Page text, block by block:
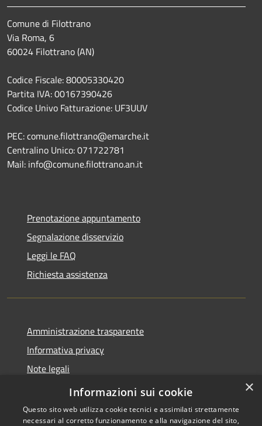
Comune di Filottrano
Via Roma, 6
60024 Filottrano (AN)
Codice Fiscale: 80005330420
Partita IVA: 00167390426
Codice Univo Fatturazione: UF3UUV
PEC: comune.filottrano@emarche.it
Centralino Unico: 071722781
Mail: info@comune.filottrano.an.it
Prenotazione appuntamento
Segnalazione disservizio
Leggi le FAQ
Richiesta assistenza
Amministrazione trasparente
Informativa privacy
Note legali
Dichiarazione di accessibilità
×
Informazioni sui cookie
Questo sito web utilizza cookie tecnici e assimilati strettamente
necessari al corretto funzionamento e alla navigazione del sito,